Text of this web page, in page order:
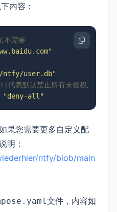
内容：
不需要
user.db"
表默认禁止所有未授权用户
"deny-all"
果您需要更多自定义配
明：
ntfy/blob/main
文件，内容如